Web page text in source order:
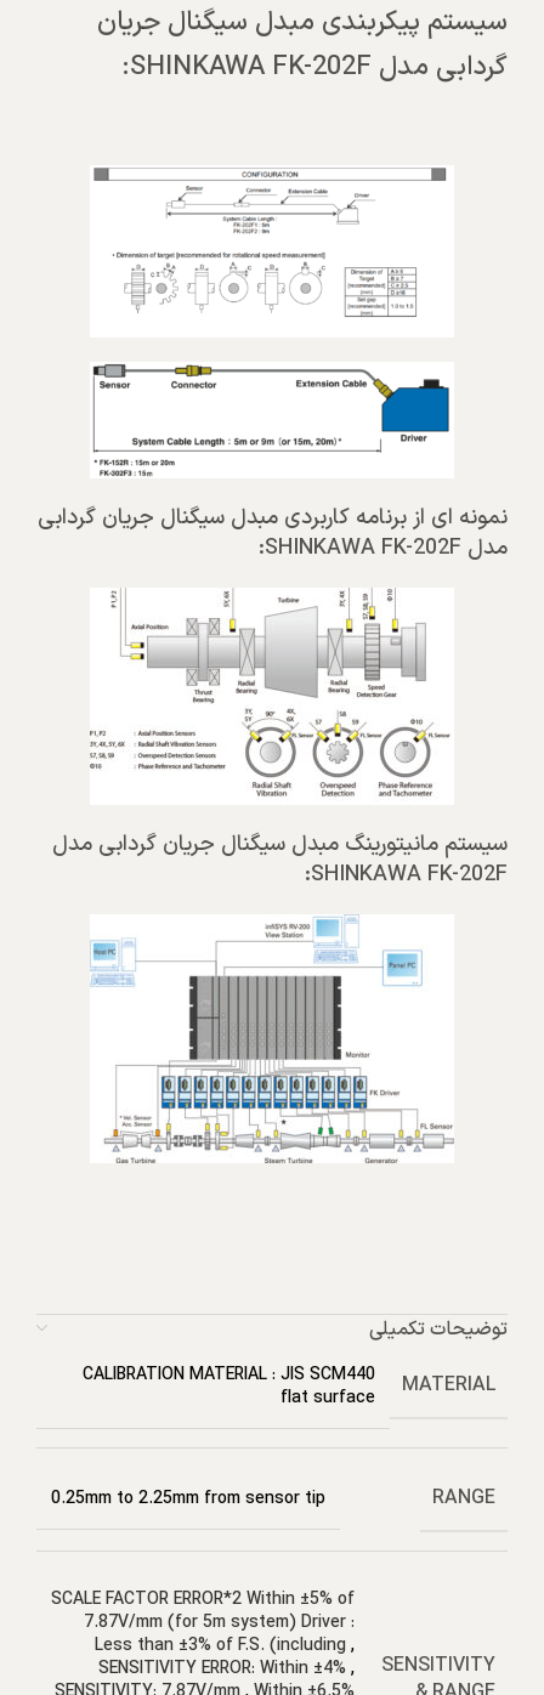
سیستم پیکربندی مبدل سیگنال جریان
گردابی مدل SHINKAWA FK-202F:
نمونه ای از برنامه کاربردی مبدل سیگنال جریان گردابی
مدل SHINKAWA FK-202F:
سیستم مانیتورینگ مبدل سیگنال جریان گردابی مدل
SHINKAWA FK-202F:
توضیحات تکمیلی
MATERIAL
CALIBRATION MATERIAL : JIS SCM440
flat surface
RANGE
0.25mm to 2.25mm from sensor tip
SENSITIVITY
SCALE FACTOR ERROR*2 Within ±5% of
7.87V/mm (for 5m system) Driver :
Less than ±3% of F.S. (including,
SENSITIVITY ERROR: Within ±4%,